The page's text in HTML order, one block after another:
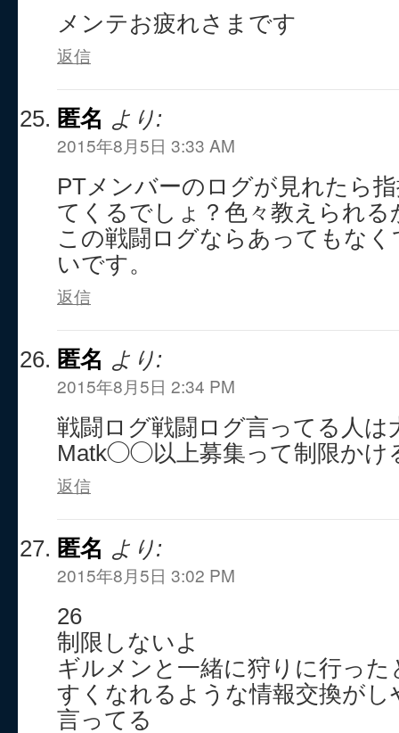
メンテお疲れさまです
返信
匿名 より:
2015年8月5日 3:33 AM
PTメンバーのログが見れたら
てくるでしょ？色々教えられ
この戦闘ログならあってもな
いです。
返信
匿名 より:
2015年8月5日 2:34 PM
戦闘ログ戦闘ログ言ってる人は
Matk◯◯以上募集って制限かけ
返信
匿名 より:
2015年8月5日 3:02 PM
26
制限しないよ
ギルメンと一緒に狩りに行っ
すくなれるような情報交換が
言ってる